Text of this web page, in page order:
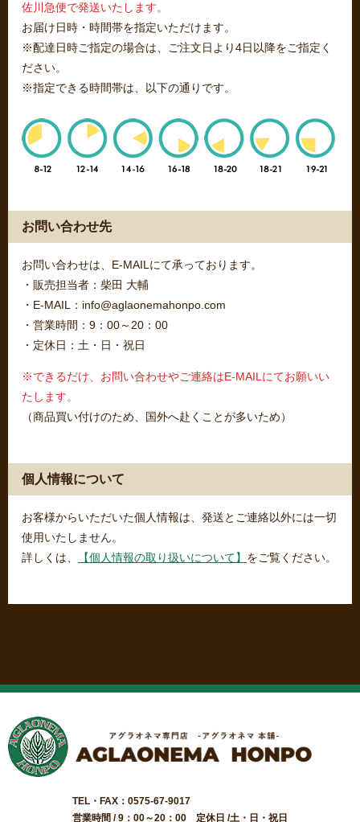
佐川急便で発送いたします。
お届け日時・時間帯を指定いただけます。
※配達日時ご指定の場合は、ご注文日より4日以降をご指定く
ださい。
※指定できる時間帯は、以下の通りです。
お問い合わせ先
お問い合わせは、E-MAILにて承っております。
・販売担当者：柴田 大輔
・E-MAIL：info@aglaonemahonpo.com
・営業時間：9：00～20：00
・定休日：土・日・祝日
※できるだけ、お問い合わせやご連絡はE-MAILにてお願いい
たします。
（商品買い付けのため、国外へ赴くことが多いため）
個人情報について
お客様からいただいた個人情報は、発送とご連絡以外には一切
使用いたしません。
詳しくは、
【個人情報の取り扱いについて】 をご覧ください。
TEL・FAX：0575-67-9017
営業時間 / 9：00～20：00 定休日 /土・日・祝日